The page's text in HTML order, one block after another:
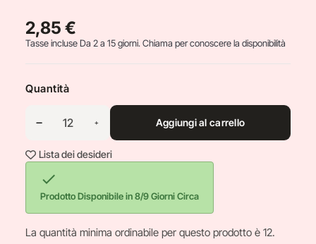
2,85 €
Tasse incluseDa 2 a 15 giorni. Chiama per conoscere la disponibilità
Quantità
Aggiungi al carrello
Lista dei desideri

Prodotto Disponibile in 8/9 Giorni Circa
La quantità minima ordinabile per questo prodotto è 12.